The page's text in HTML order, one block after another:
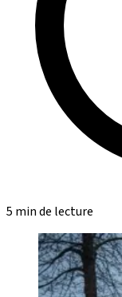
5 min de lecture